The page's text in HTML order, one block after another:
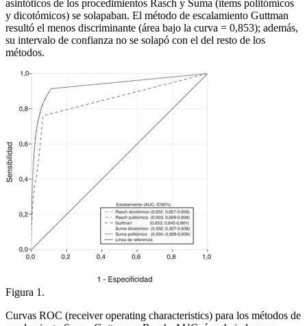
asintóticos de los procedimientos Rasch y Suma (ítems politómicos
y dicotómicos) se solapaban. El método de escalamiento Guttman
resultó el menos discriminante (área bajo la curva = 0,853); además,
su intervalo de confianza no se solapó con el del resto de los
métodos.
Figura 1.
Curvas ROC (receiver operating characteristics) para los métodos de